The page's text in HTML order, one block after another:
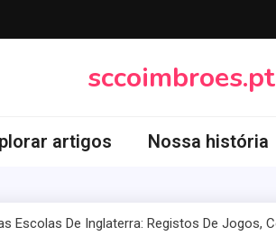
sccoimbroes.pt
artigos Nossa história
Escolas De Inglaterra: Registos De Jogos,